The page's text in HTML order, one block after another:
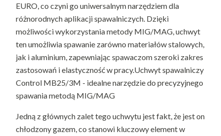
EURO, co czyni go uniwersalnym narzędziem dla
różnorodnych aplikacji spawalniczych. Dzięki
możliwości wykorzystania metody MIG/MAG, uchwyt
ten umożliwia spawanie zarówno materiałów stalowych,
jak i aluminium, zapewniając spawaczom szeroki zakres
zastosowań i elastyczność w pracy.Uchwyt spawalniczy
Control MB25/3M - idealne narzędzie do precyzyjnego
spawania metodą MIG/MAG
Jedną z głównych zalet tego uchwytu jest fakt, że jest on
chłodzony gazem, co stanowi kluczowy element w